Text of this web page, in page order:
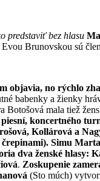
predstaviť bez hlasu
Brunovskou sú
objavia, no rýchlo
babenky a žienky
mala tiež
koncertného
, Kollárová a
Simu
dva ženské hlasy:
. Zoskupenie
(Sto múch)